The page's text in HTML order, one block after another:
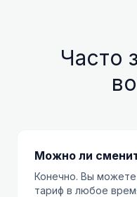
Часто
Можно ли
Конечно. Вы можете
тариф в любое